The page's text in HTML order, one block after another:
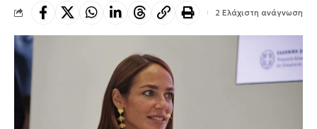
2 Ελάχιστη ανάγνωση